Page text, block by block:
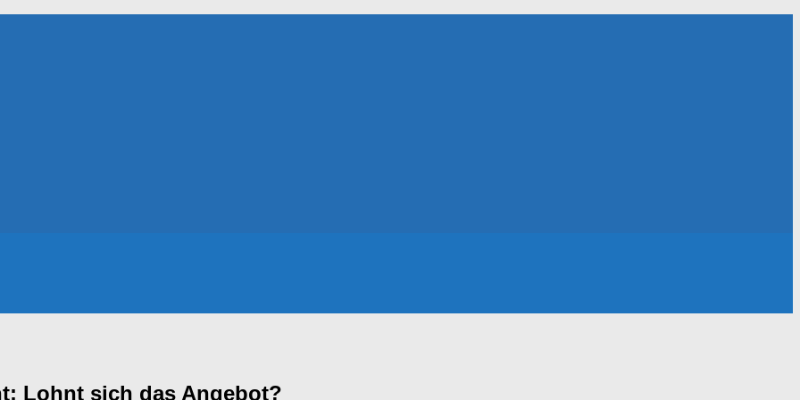
Lohnt sich das Angebot?